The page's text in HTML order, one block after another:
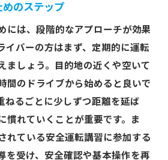
のステップ
には、段階的なアプローチが効果
イバーの方はまず、定期的に運転
ましょう。目的地の近くや空いて
間のドライブから始めると良いで
ねるごとに少しずつ距離を延ば
慣れていくことが重要です。ま
れている安全運転講習に参加する
を受け、安全確認や基本操作を再